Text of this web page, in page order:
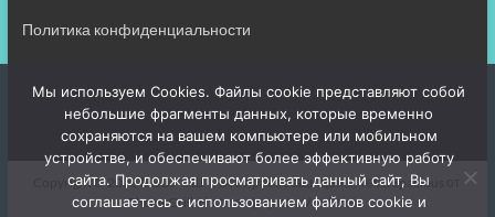
Политика конфиденциальности
Copyright © 2026МБОУ СШ 4. Все права защищены. ТемаSpacious
ThemeGrill. На платформе:WordPress.
Мы используем Cookies. Файлы cookie представляют собой
небольшие фрагменты данных, которые временно
сохраняются на вашем компьютере или мобильном
устройстве, и обеспечивают более эффективную работу
сайта. Продолжая просматривать данный сайт, Вы
соглашаетесь с использованием файлов cookie и